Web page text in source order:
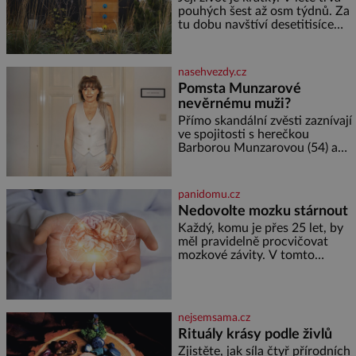
koloběžce a den zakončit
poznáváním památek ve
pouhých šest až osm týdnů. Za
tu dobu navštíví desetitisíce
medu – zhruba jednu čajovou
lžičku. Sama o sobě se může
zdát bezvýznamná. Teprve když
se spojí s dalšími desítkami tisíc
příslušnic svého včelstva,
vznikne jeden z
nejdokonalejších organismů
nasehvezdy.cz
Pomsta Munzarové
nevěrnému muži?
Přímo skandální zvěsti zaznívají
ve spojitosti s herečkou
Barborou Munzarovou (54) a
viděna s jakýmsi sympaťákem, s
nímž se velmi družně, až d
panidomu.cz
Nedovolte mozku stárnout
Každý, komu je přes 25 let, by
měl pravidelně procvičovat
mozkové závity. V tomto
marně v paměti lovíte název
knížky, kterou jste nedávno
přečetli. Je to opravdu tak, s
nejsemsama.cz
Rituály krásy podle živlů
Zjistěte, jak síla čtyř přírodních